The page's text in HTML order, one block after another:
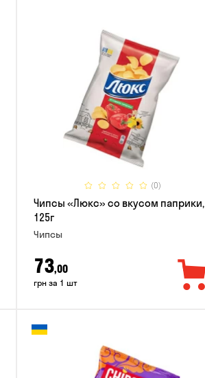
(0)
Чипсы «Люкс» со вкусом паприки,
125г
Чипсы
73,00
грн за 1 шт